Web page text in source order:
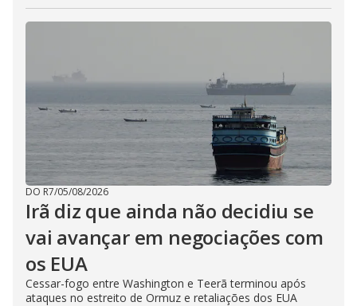
DO R7/05/08/2026
Irã diz que ainda não decidiu se
vai avançar em negociações com
os EUA
Cessar-fogo entre Washington e Teerã terminou após
ataques no estreito de Ormuz e retaliações dos EUA